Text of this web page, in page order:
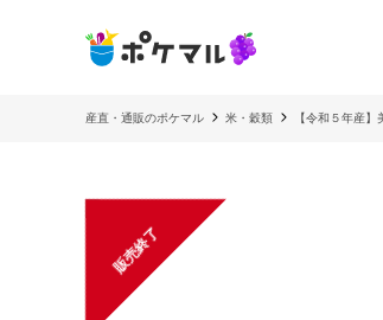
産直・通販のポケマル 米・穀類 【令和５年産
販売終了